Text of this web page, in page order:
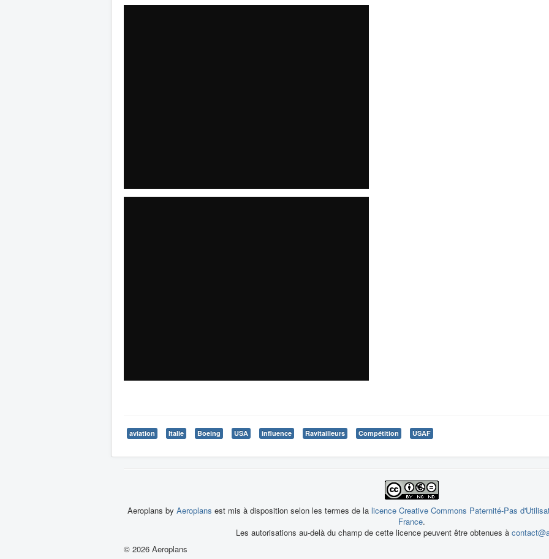
aviation Italie Boeing USA influence Ravitailleurs Compétition USAF
Aeroplans by Aeroplans est mis à disposition selon les termes de la licence Creative Commons Paternité-Pas
France.
Les autorisations au-delà du champ de cette licence peuvent être obtenues à
© 2026 Aeroplans